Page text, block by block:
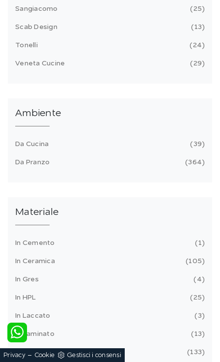
Sangiacomo 25
Scab Design 13
Tonelli 24
Veneta Cucine 29
Ambiente
Da Cucina 39
Da Pranzo 364
Materiale
In Cemento 1
In Ceramica 105
In Gres 4
In HPL 25
In Laccato 3
In Laminato 13
In Legno 133
Privacy- Cookie Gestisci i consensi